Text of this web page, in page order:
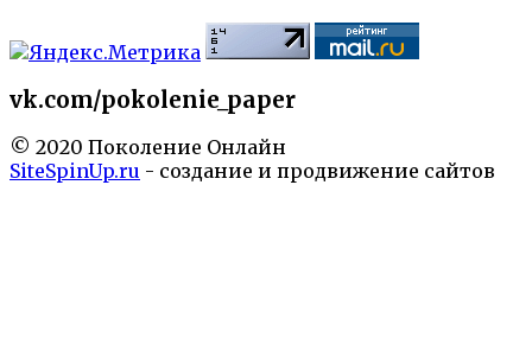
vk.com/pokolenie_paper
© 2020 Поколение Онлайн
SiteSpinUp.ru - создание и продвижение сайтов